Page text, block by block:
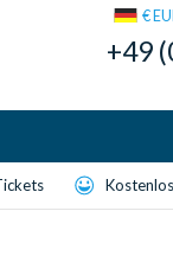
€
+49